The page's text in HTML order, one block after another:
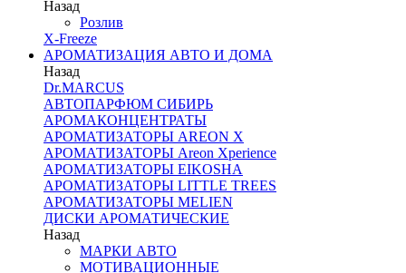
Назад
Розлив
X-Freeze
АРОМАТИЗАЦИЯ АВТО И ДОМА
Назад
Dr.MARCUS
АВТОПАРФЮМ СИБИРЬ
АРОМАКОНЦЕНТРАТЫ
АРОМАТИЗАТОРЫ AREON X
АРОМАТИЗАТОРЫ Areon Xperience
АРОМАТИЗАТОРЫ EIKOSHA
АРОМАТИЗАТОРЫ LITTLE TREES
АРОМАТИЗАТОРЫ MELIEN
ДИСКИ АРОМАТИЧЕСКИЕ
Назад
МАРКИ АВТО
МОТИВАЦИОННЫЕ